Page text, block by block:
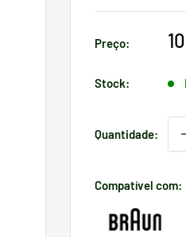
Preço:
Stock:
Quantidade:
Compatível com: